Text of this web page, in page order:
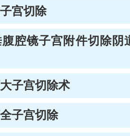
宫切除
腔镜子宫附件切除阴
子宫切除术
子宫切除